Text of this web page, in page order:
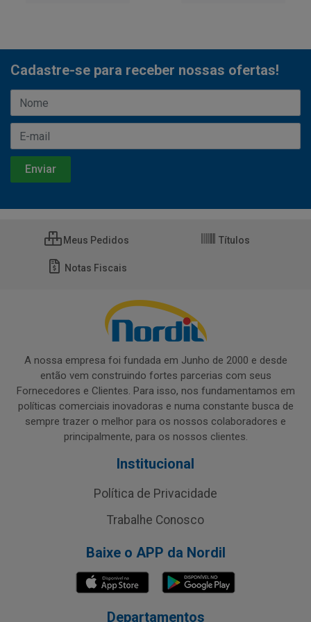
Cadastre-se para receber nossas ofertas!
Meus Pedidos Títulos
Notas Fiscais
A nossa empresa foi fundada em Junho de 2000 e desde
então vem construindo fortes parcerias com seus
Fornecedores e Clientes. Para isso, nos fundamentamos em
políticas comerciais inovadoras e numa constante busca de
sempre trazer o melhor para os nossos colaboradores e
principalmente, para os nossos clientes.
Institucional
Política de Privacidade
Trabalhe Conosco
Baixe o APP da Nordil
Departamentos